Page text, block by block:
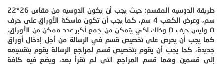
طريقة الدوسيه المقسم: حيث يجب أن يكون الدوسيه من مقاس 26*22
سم، وعرض الكعب 4 سم، كما يجب أن تكون ماسكة الأوراق على حرف
Oوليس حرفD وذلك لكي يتمكن من جمع أكبر عدد ممكن من الأوراق،
كما يجب أن يحرص على تخصيص قسم في الرسالة من أجل إدخال أوراق
جديدة، كما يجب أن يقوم بتخصيص قسم لمراجع الرسالة يقوم بتقسيمه
إلى قسمين وهما قسم المراجع التي لم تقرأ بعد، ويضع فيه كافة